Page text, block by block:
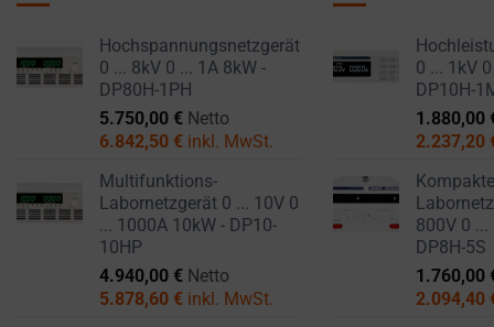
Hochspannungsnetzgerät
0 ... 8kV 0 ... 1A 8kW -
DP80H-1PH
5.750,00 € Netto
6.842,50 € inkl. MwSt.
Multifunktions-
Labornetzgerät 0 ... 10V 0
... 1000A 10kW - DP10-
10HP
4.940,00 € Netto
5.878,60 € inkl. MwSt.
0 ... 1kV
DP10H-
1.880,00
2.237,20
800V 0 ...
DP8H-5S
1.760,00
2.094,40